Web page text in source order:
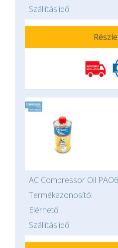
Szállításiidő:
AC Compressor Oil
Termékazonosító:
Elérhető:
Szállításiidő: